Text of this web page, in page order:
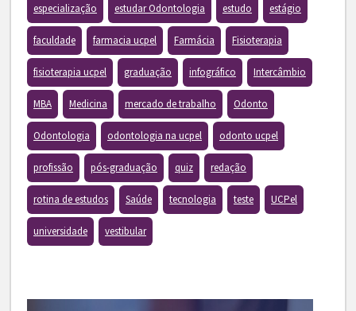
especialização estudar Odontologia estudo estágio
faculdade farmacia ucpel Farmácia Fisioterapia
fisioterapia ucpel graduação infográfico Intercâmbio
MBA Medicina mercado de trabalho Odonto
Odontologia odontologia na ucpel odonto ucpel
profissão pós-graduação quiz redação
rotina de estudos Saúde tecnologia teste UCPel
universidade vestibular